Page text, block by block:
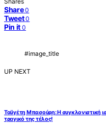
Share 0
Tweet 0
Pin it 0
#image_title
UP NEXT
Ταϋγέτη Μπασούρη: Η συγκλονιστική
τραγικό της τέλος!